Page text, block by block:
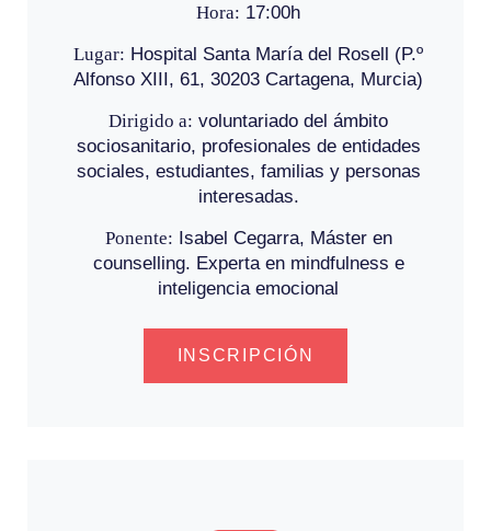
Hora: 17:00h
Lugar: Hospital Santa María del Rosell (P.º
Alfonso XIII, 61, 30203 Cartagena, Murcia)
Dirigido a: voluntariado del ámbito
sociosanitario, profesionales de entidades
sociales, estudiantes, familias y personas
interesadas.
Ponente: Isabel Cegarra, Máster en
counselling. Experta en mindfulness e
inteligencia emocional
INSCRIPCIÓN